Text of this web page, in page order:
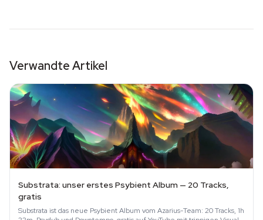
Verwandte Artikel
Substrata: unser erstes Psybient Album — 20 Tracks,
gratis
Substrata ist das neue Psybient Album vom Azarius-Team: 20 Tracks, 1h